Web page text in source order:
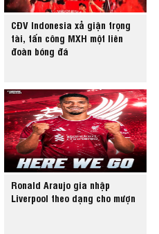
CĐV Indonesia xả giận trọng
tài, tấn công MXH một liên
đoàn bóng đá
Ronald Araujo gia nhập
Liverpool theo dạng cho mượn